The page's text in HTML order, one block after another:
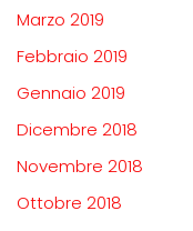
Marzo 2019
Febbraio 2019
Gennaio 2019
Dicembre 2018
Novembre 2018
Ottobre 2018